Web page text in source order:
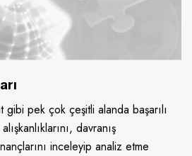
pek çok çeşitli alanda başarılı
davranış
inceleyip analiz etme